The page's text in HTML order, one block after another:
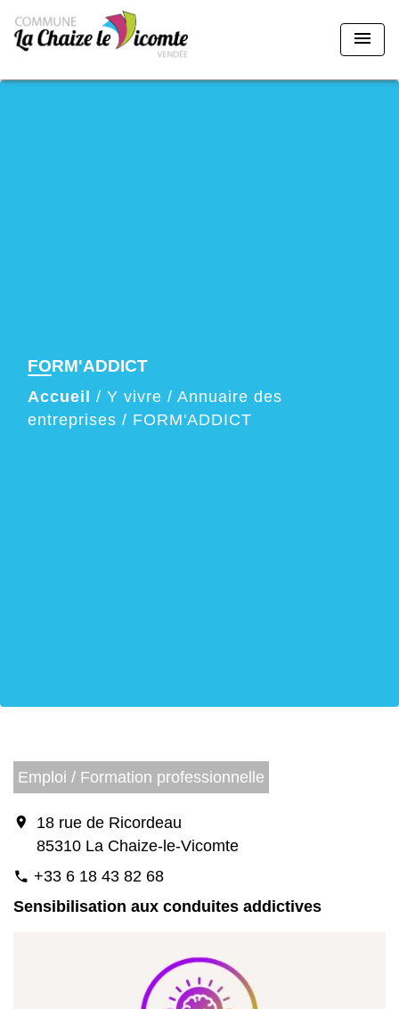
menu
FORM'ADDICT
Accueil / Y vivre / Annuaire des
entreprises / FORM'ADDICT
Emploi / Formation professionnelle
location_on
18 rue de Ricordeau
85310 La Chaize-le-Vicomte
phone +33 6 18 43 82 68
Sensibilisation aux conduites addictives